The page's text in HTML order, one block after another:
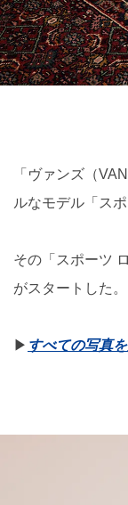
「ヴァンズ（
ルなモデル「ス
その「スポーツ
がスタートした。
▶︎ すべての写真